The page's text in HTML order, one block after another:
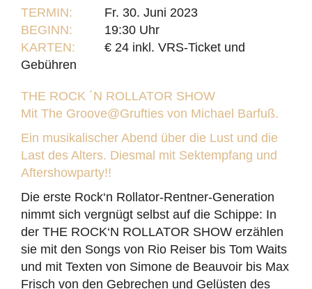
TERMIN:
Fr. 30. Juni 2023
BEGINN:
19:30 Uhr
KARTEN:
€ 24 inkl. VRS-Ticket und
Gebühren
THE ROCK ´N ROLLATOR SHOW
Mit The Groove@Grufties von Michael Barfuß.
Ein musikalischer Abend über die Lust und die
Last des Alters. Diesmal mit Sektempfang und
Aftershowparty!!
Die erste Rock‘n Rollator-Rentner-Generation
nimmt sich vergnügt selbst auf die Schippe: In
der THE ROCK‘N ROLLATOR SHOW erzählen
sie mit den Songs von Rio Reiser bis Tom Waits
und mit Texten von Simone de Beauvoir bis Max
Frisch von den Gebrechen und Gelüsten des